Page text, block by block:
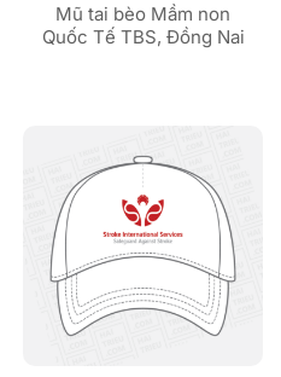
Mũ tai bèo Mầm non
Quốc Tế TBS, Đồng Nai